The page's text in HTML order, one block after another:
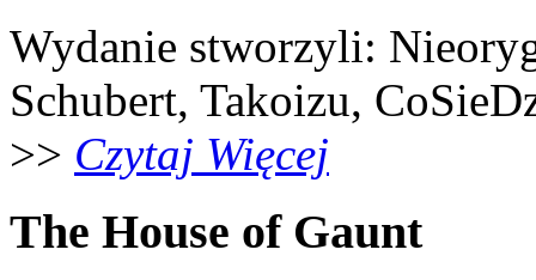
Wydanie stworzyli:
Schubert, Takoizu,
>> Czytaj Więcej
The House of Gaunt